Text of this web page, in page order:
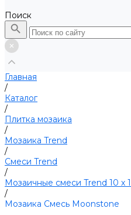
Поиск
Главная
/
Каталог
/
Плитка мозаика
/
Мозаика Trend
/
Смеси Trend
/
Мозаичные смеси Trend 10 х
/
Мозаика Смесь Moonstone